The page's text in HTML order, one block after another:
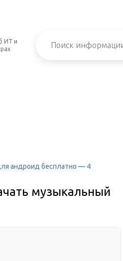
ИТ и
андроид бесплатно — 4
музыкальный